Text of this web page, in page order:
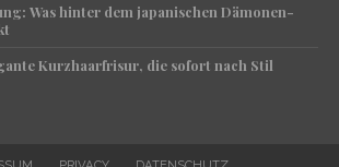
Was hinter dem japanischen Dämonen-
Kurzhaarfrisur, die sofort nach Stil